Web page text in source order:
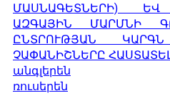
ՄԱՍՆԱԳԵՏՆԵՐԻ) ԵՎ
ԱԶԳԱՅԻՆ ՄԱՐՄՆԻ
ԸՆՏՐՈՒԹՅԱՆ
ՉԱՓԱՆԻՇՆԵՐԸ
անգլերեն
ռուսերեն